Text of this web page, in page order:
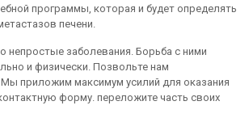
программы, которая и будет определять
печени.
непростые заболевания. Борьба с ними
и физически. Позвольте нам
Мы приложим максимум усилий для оказания
форму. переложите часть своих